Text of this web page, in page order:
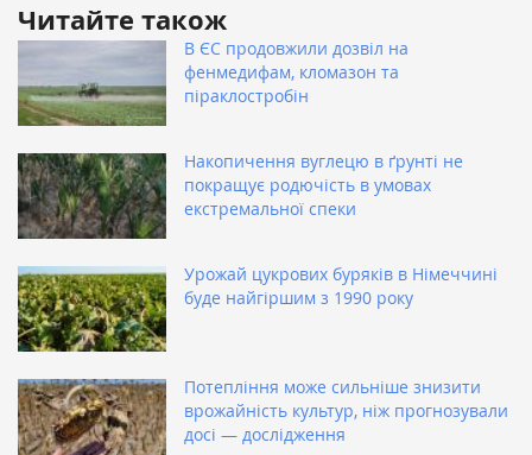
Читайте також
В ЄС продовжили дозвіл на
фенмедифам, кломазон та
піраклостробін
Накопичення вуглецю в ґрунті не
покращує родючість в умовах
екстремальної спеки
Урожай цукрових буряків в Німеччині
буде найгіршим з 1990 року
Потепління може сильніше знизити
врожайність культур, ніж прогнозували
досі — дослідження